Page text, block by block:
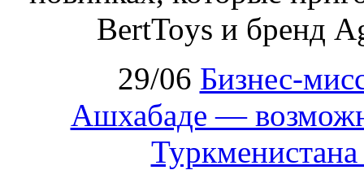
BertToys и бренд
29/06
Ашхабаде —